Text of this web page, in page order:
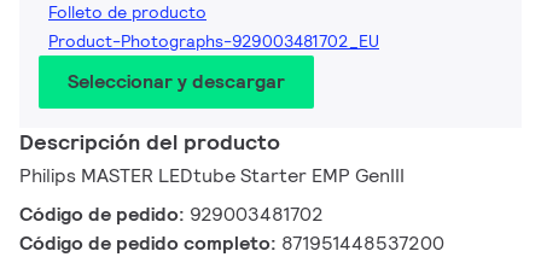
Folleto de producto
Product-Photographs-929003481702_EU
Seleccionar y descargar
Descripción del producto
Philips MASTER LEDtube Starter EMP GenIII
Código de pedido: 929003481702
Código de pedido completo: 871951448537200